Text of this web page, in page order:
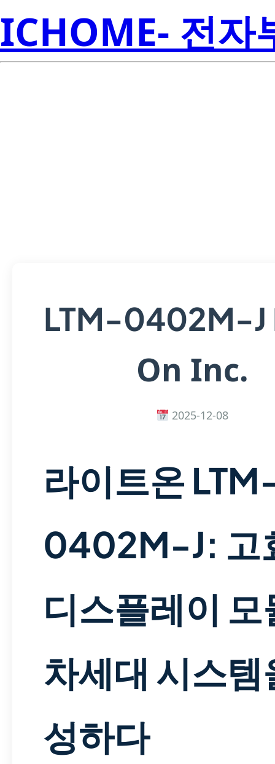
ICHOME- 전자
LTM-0402M-J
On Inc.
2025-12-08
라이트온
0402M-J: 고
디스플레이 모
차세대 시스템
성하다